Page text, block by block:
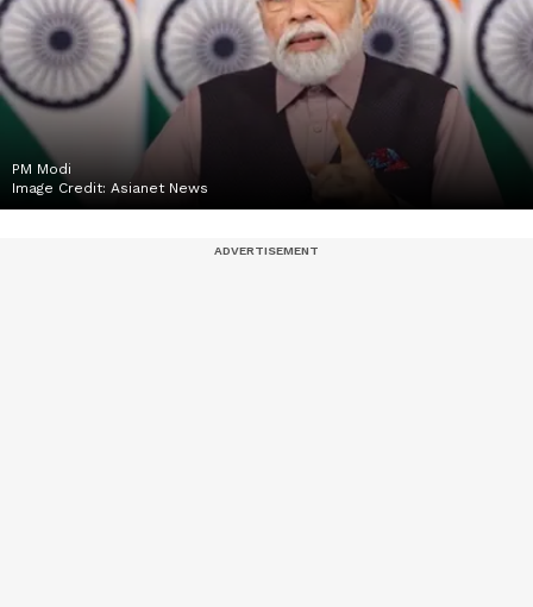
PM Modi
Image Credit: Asianet News